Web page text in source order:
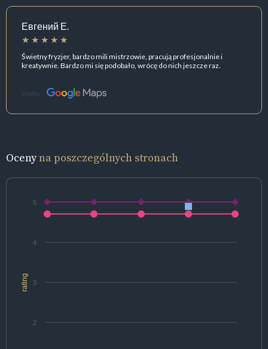
Евгений Е.
Świetny fryzjer, bardzo mili mistrzowie, pracują profesjonalnie i
kreatywnie. Bardzo mi się podobało, wrócę do nich jeszcze raz.
Źródło:
Ocenyna poszczególnych stronach
rating
2
3
4
5